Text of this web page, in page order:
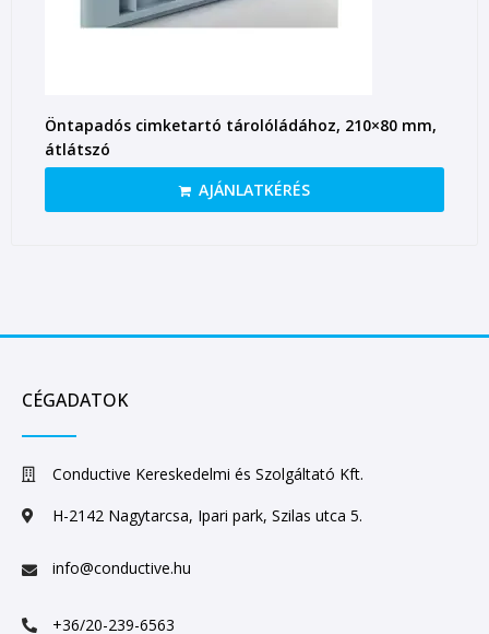
Öntapadós cimketartó tárolóládához, 210×80 mm,
átlátszó
AJÁNLATKÉRÉS
CÉGADATOK
Conductive Kereskedelmi és Szolgáltató Kft.
H-2142 Nagytarcsa, Ipari park, Szilas utca 5.
info@conductive.hu
+36/20-239-6563